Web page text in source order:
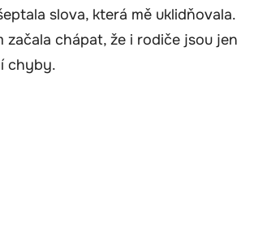
slova, která mě uklidňovala.
začala chápat, že i rodiče jsou jen
chyby.